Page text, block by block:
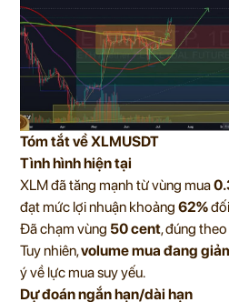
Tóm tắt về XLMUSDT
Tình hình hiện tại
XLM đã tăng mạnh từ vùng mua
đạt mức lợi nhuận khoảng 62%
Đã chạm vùng 50 cent, đúng
Tuy nhiên,volume mua đang
ý về lực mua suy yếu.
Dự đoán ngắn hạn/dài hạn